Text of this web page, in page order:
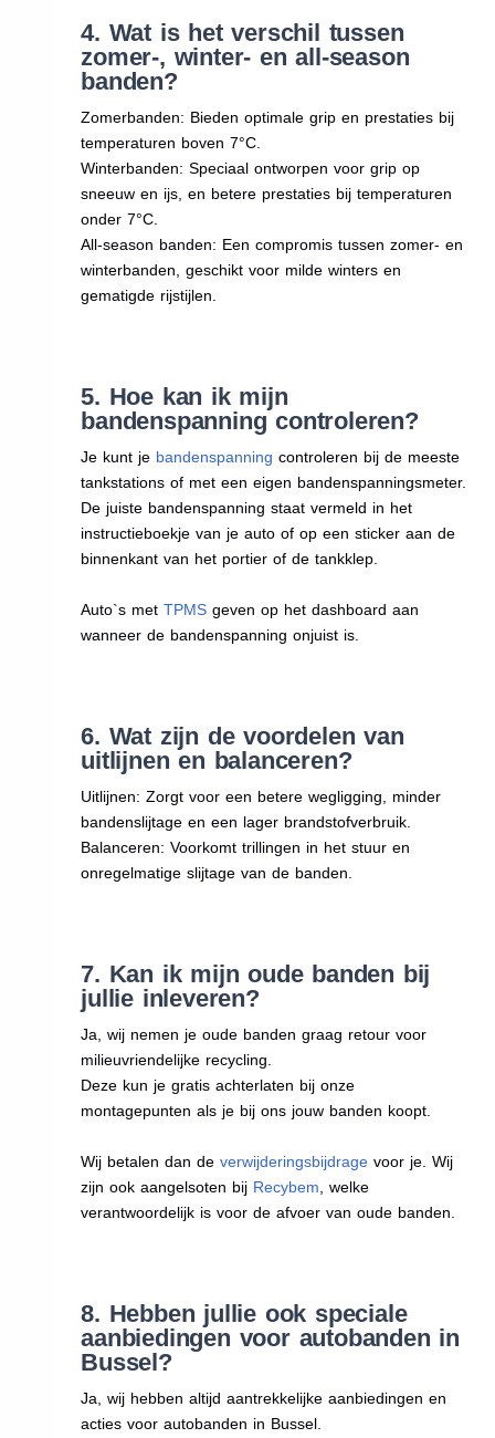
4. Wat is het verschil tussen
zomer-, winter- en all-season
banden?
Zomerbanden: Bieden optimale grip en prestaties bij
temperaturen boven 7°C.
Winterbanden: Speciaal ontworpen voor grip op
sneeuw en ijs, en betere prestaties bij temperaturen
onder 7°C.
All-season banden: Een compromis tussen zomer- en
winterbanden, geschikt voor milde winters en
gematigde rijstijlen.
5. Hoe kan ik mijn
bandenspanning controleren?
Je kunt je bandenspanning controleren bij de meeste
tankstations of met een eigen bandenspanningsmeter.
De juiste bandenspanning staat vermeld in het
instructieboekje van je auto of op een sticker aan de
binnenkant van het portier of de tankklep.
Auto`s metTPMS geven op het dashboard aan
wanneer de bandenspanning onjuist is.
6. Wat zijn de voordelen van
uitlijnen en balanceren?
Uitlijnen: Zorgt voor een betere wegligging, minder
bandenslijtage en een lager brandstofverbruik.
Balanceren: Voorkomt trillingen in het stuur en
onregelmatige slijtage van de banden.
7. Kan ik mijn oude banden bij
jullie inleveren?
Ja, wij nemen je oude banden graag retour voor
milieuvriendelijke recycling.
Deze kun je gratis achterlaten bij onze
montagepunten als je bij ons jouw banden koopt.
Wij betalen dan deverwijderingsbijdrage voor je. Wij
zijn ook aangelsoten bij Recybem , welke
verantwoordelijk is voor de afvoer van oude banden.
8. Hebben jullie ook speciale
aanbiedingen voor autobanden in
Bussel?
Ja, wij hebben altijd aantrekkelijke aanbiedingen en
acties voor autobanden in Bussel.